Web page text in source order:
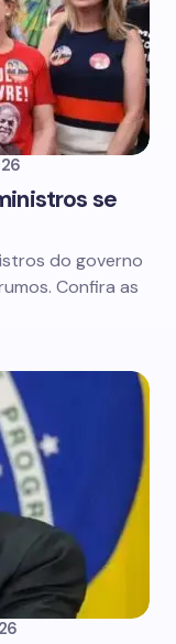
se
do governo
Confira as